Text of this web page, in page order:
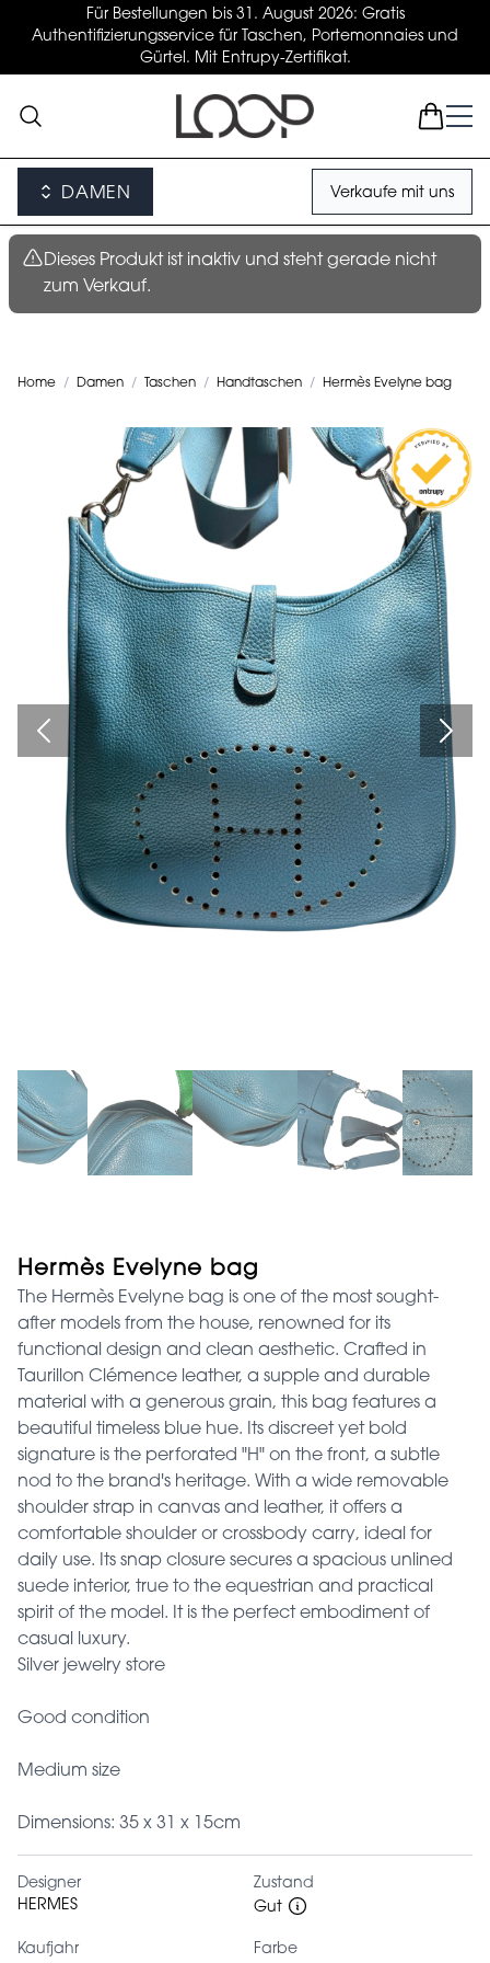
Für Bestellungen bis 31. August 2026: Gratis
Authentifizierungsservice für Taschen, Portemonnaies und
Gürtel. Mit Entrupy-Zertifikat.
DAMEN Verkaufe mit uns
Dieses Produkt ist inaktiv und steht gerade nicht
zum Verkauf.
Home / Damen / Taschen / Handtaschen / Hermès Evelyne bag
Hermès Evelyne bag
The Hermès Evelyne bag is one of the most sought-
after models from the house, renowned for its
functional design and clean aesthetic. Crafted in
Taurillon Clémence leather, a supple and durable
material with a generous grain, this bag features a
beautiful timeless blue hue. Its discreet yet bold
signature is the perforated "H" on the front, a subtle
nod to the brand's heritage. With a wide removable
shoulder strap in canvas and leather, it offers a
comfortable shoulder or crossbody carry, ideal for
daily use. Its snap closure secures a spacious unlined
suede interior, true to the equestrian and practical
spirit of the model. It is the perfect embodiment of
casual luxury.
Silver jewelry store
Good condition
Medium size
Dimensions: 35 x 31 x 15cm
Designer
HERMES
Zustand
Gut
Kaufjahr Farbe